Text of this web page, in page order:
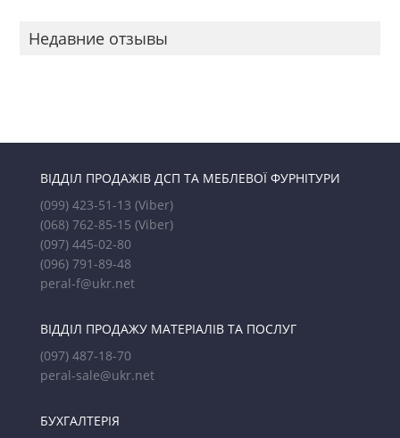
Недавние отзывы
ВІДДІЛ ПРОДАЖІВ ДСП ТА МЕБЛЕВОЇ ФУРНІТУРИ
(099) 423-51-13 (Viber)
(068) 762-85-15 (Viber)
(097) 445-02-80
(096) 791-89-48
peral-f@ukr.net
ВІДДІЛ ПРОДАЖУ МАТЕРІАЛІВ ТА ПОСЛУГ
(097) 487-18-70
peral-sale@ukr.net
БУХГАЛТЕРІЯ